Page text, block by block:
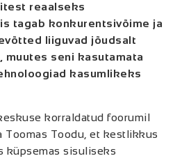
reaalseks
tagab konkurentsivõime ja
liiguvad jõudsalt
muutes seni kasutamata
kasumlikeks
korraldatud foorumil
Toomas Toodu, et kestlikkus
küpsemas sisuliseks